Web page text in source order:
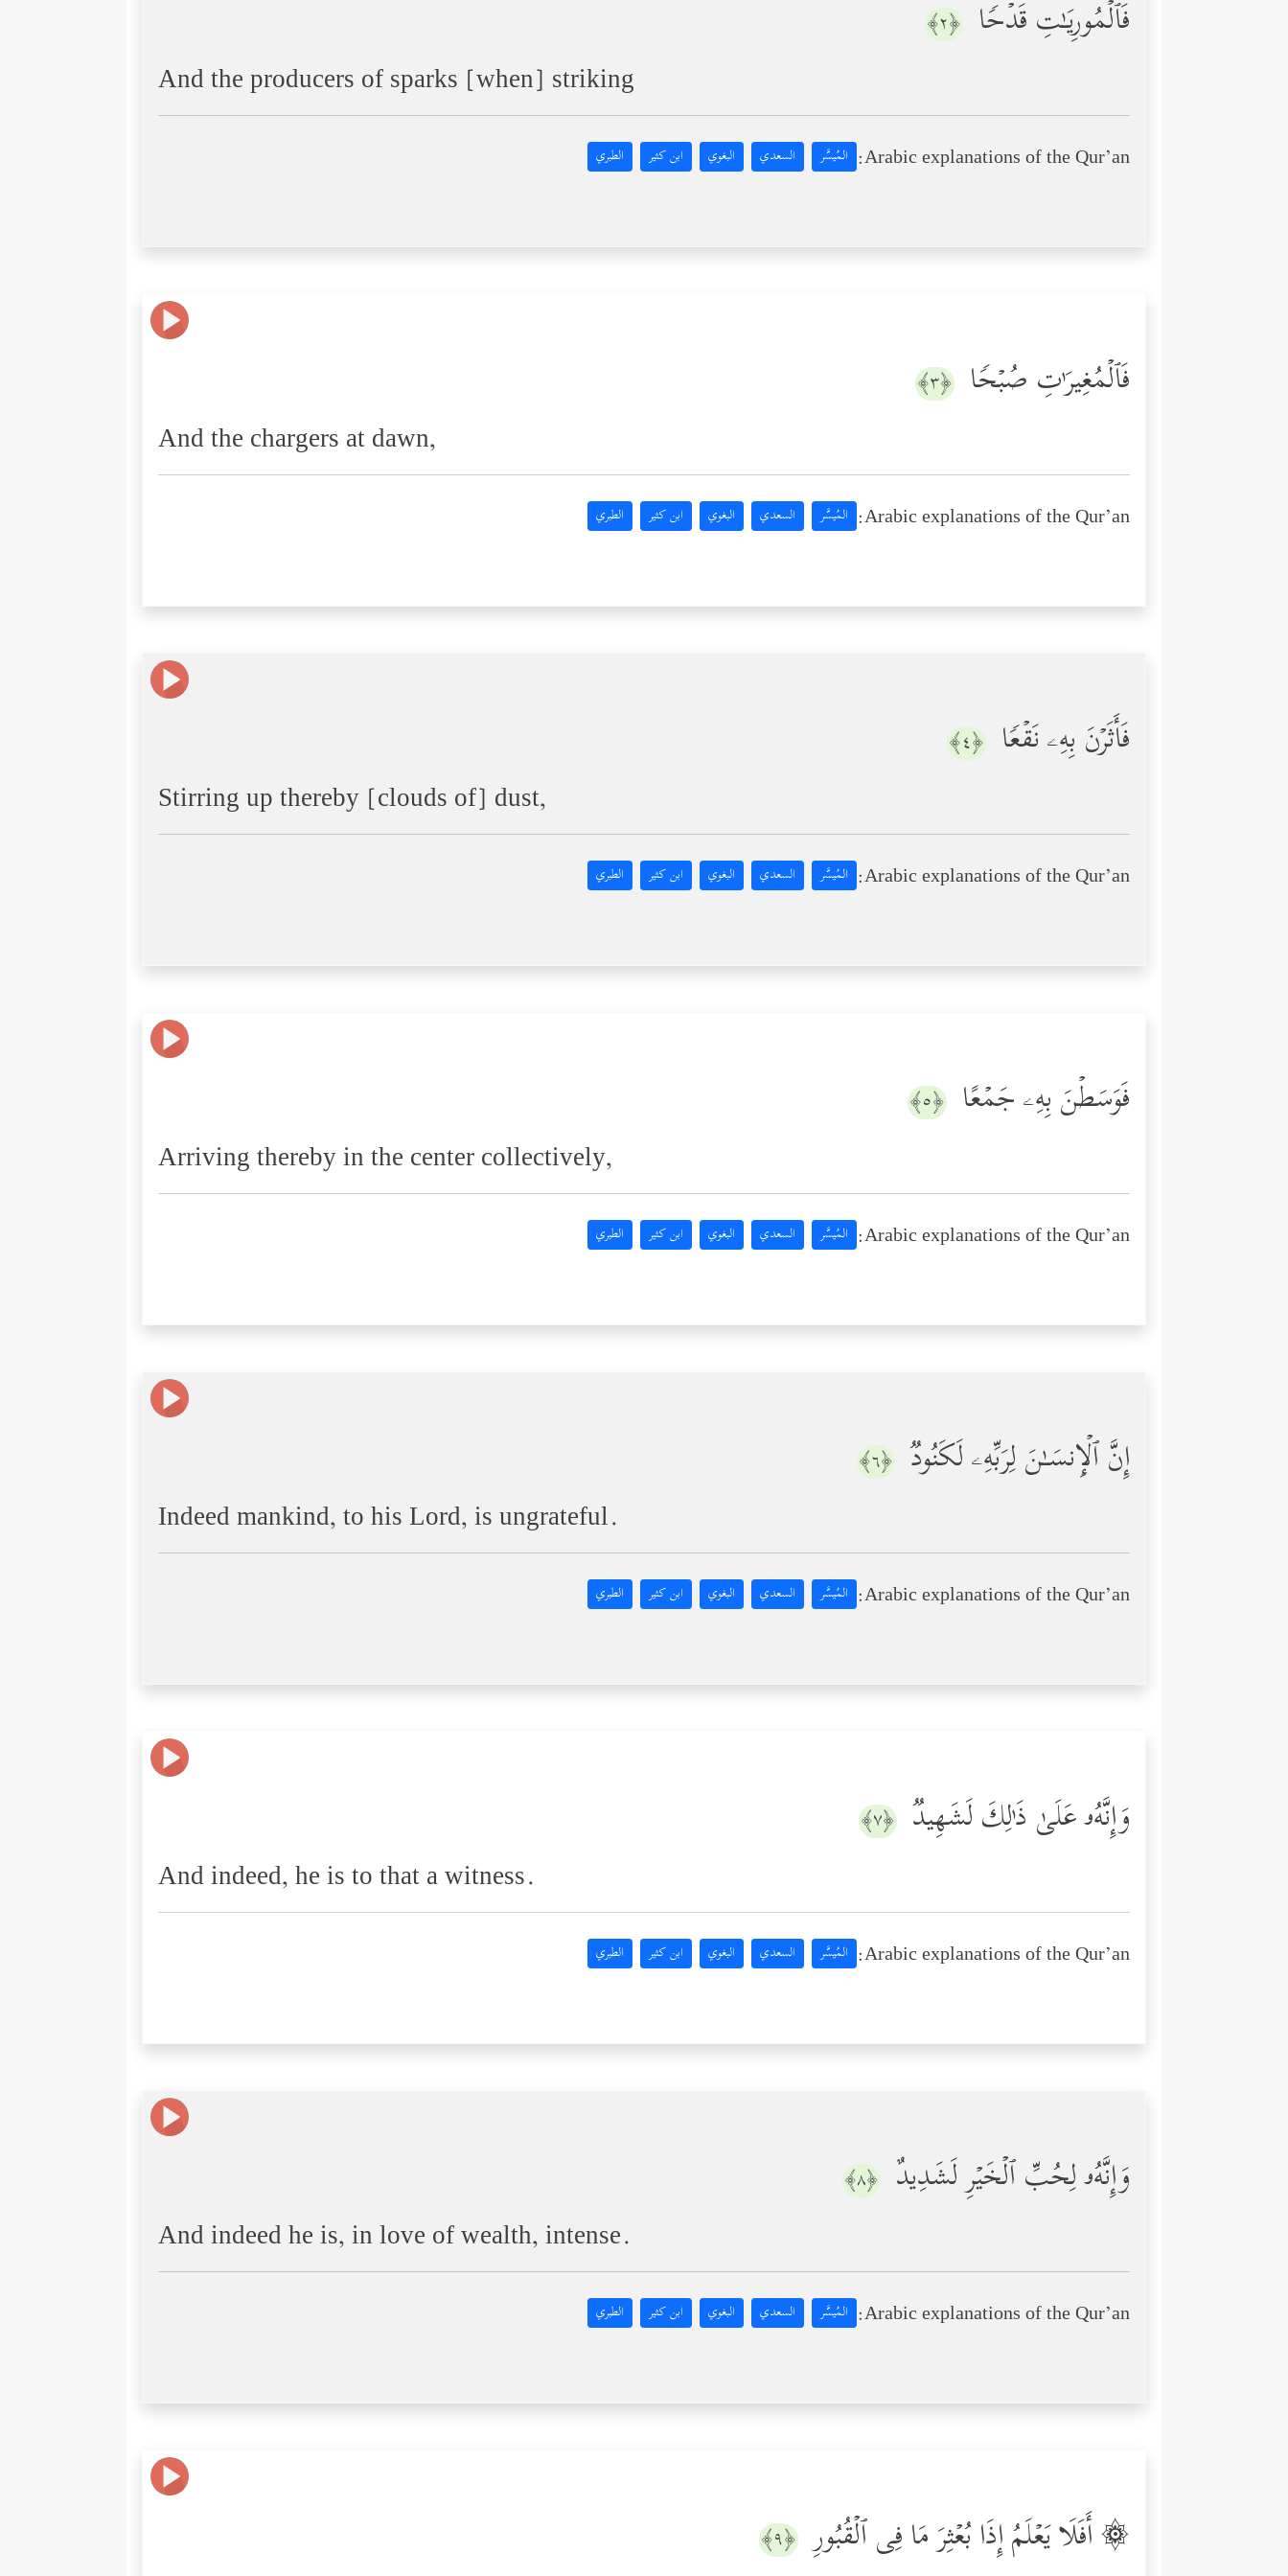
فَٱلۡمُورِیَـٰتِ قَدۡحࣰا ﴿٢﴾
And the producers of sparks [when] striking
Arabic explanations of the Qur’an: المُيسَّر السعدي البغوي ابن كثير الطبري
فَٱلۡمُغِیرَ ٰ⁠تِ صُبۡحࣰا ﴿٣﴾
And the chargers at dawn,
Arabic explanations of the Qur’an: المُيسَّر السعدي البغوي ابن كثير الطبري
فَأَثَرۡنَ بِهِۦ نَقۡعࣰا ﴿٤﴾
Stirring up thereby [clouds of] dust,
Arabic explanations of the Qur’an: المُيسَّر السعدي البغوي ابن كثير الطبري
فَوَسَطۡنَ بِهِۦ جَمۡعًا ﴿٥﴾
Arriving thereby in the center collectively,
Arabic explanations of the Qur’an: المُيسَّر السعدي البغوي ابن كثير الطبري
إِنَّ ٱلۡإِنسَـٰنَ لِرَبِّهِۦ لَكَنُودࣱ ﴿٦﴾
Indeed mankind, to his Lord, is ungrateful.
Arabic explanations of the Qur’an: المُيسَّر السعدي البغوي ابن كثير الطبري
وَإِنَّهُۥ عَلَىٰ ذَ ٰ⁠لِكَ لَشَهِیدࣱ ﴿٧﴾
And indeed, he is to that a witness.
Arabic explanations of the Qur’an: المُيسَّر السعدي البغوي ابن كثير الطبري
وَإِنَّهُۥ لِحُبِّ ٱلۡخَیۡرِ لَشَدِیدٌ ﴿٨﴾
And indeed he is, in love of wealth, intense.
Arabic explanations of the Qur’an: المُيسَّر السعدي البغوي ابن كثير الطبري
۞ أَفَلَا یَعۡلَمُ إِذَا بُعۡثِرَ مَا فِی ٱلۡقُبُورِ ﴿٩﴾